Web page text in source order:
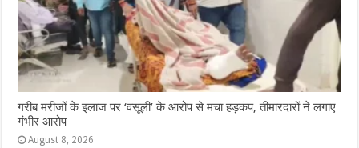
गरीब मरीजों के इलाज पर ‘वसूली’ के आरोप से मचा हड़कंप, तीमारदारों ने लगाए
गंभीर आरोप
August 8, 2026